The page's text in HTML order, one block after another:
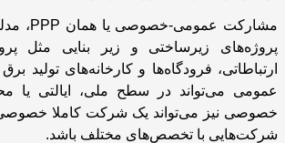
مشارکت عمومی-خصوصی یا همان PPP،
پروژه‌های زیرساختی و زیر بنایی مثل
ارتباطاتی، فرودگاه‌ها و کارخانه‌های
عمومی می‌تواند در سطح ملی، ایالتی یا
خصوصی نیز می‌تواند یک شرکت کاملا
شرکت‌هایی با تخصص‌های مختلف باشد.